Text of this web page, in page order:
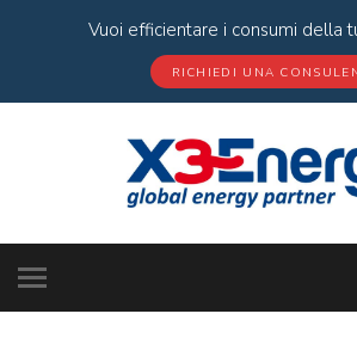
Vuoi efficientare i consumi della
RICHIEDI UNA